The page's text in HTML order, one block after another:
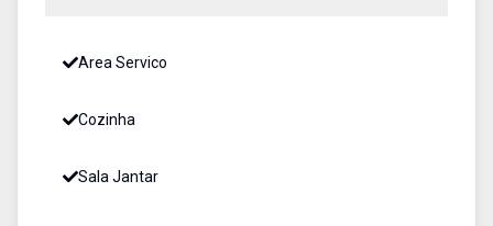
Area Servico
Cozinha
Sala Jantar